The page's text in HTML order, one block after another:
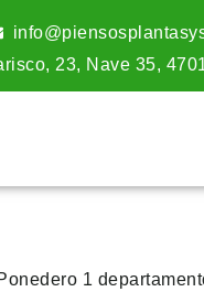
23, Nave 35,
1